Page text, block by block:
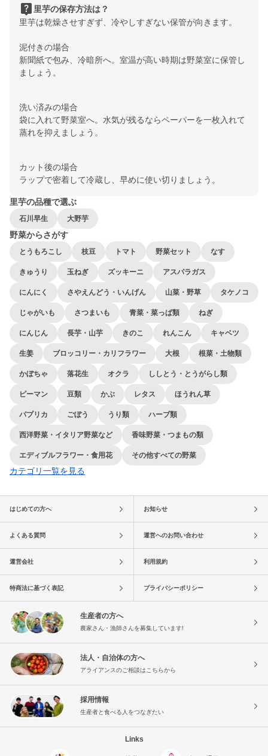
live_help 里芋の保存方法は？
里芋は乾燥させすぎず、冷やしすぎない保管が向きます。
泥付きの場合
新聞紙で包み、冷暗所へ。室温が高い時期は野菜室に保管し
ましょう。
洗い済みの場合
袋に入れて野菜室へ。水気が残るならペーパーを一枚入れて
蒸れを抑えましょう。
カット後の場合
ラップで密着して冷蔵し、早めに使い切りましょう。
里芋の品種で選ぶ
石川早生 大野芋
野菜からさがす
とうもろこし 枝豆 トマト 野菜セット なす
きゅうり 玉ねぎ ズッキーニ アスパラガス
にんにく さやえんどう・いんげん 山菜・野草 タケノコ
じゃがいも さつまいも 青菜・菜っぱ類 ねぎ
にんじん 長芋・山芋 きのこ れんこん キャベツ
生姜 ブロッコリー・カリフラワー 大根 根菜・土物類
かぼちゃ 落花生 オクラ ししとう・とうがらし類
ピーマン 豆類 かぶ レタス ほうれん草
パプリカ ごぼう うり類 ハーブ類
西洋野菜・イタリア野菜など 香味野菜・つまもの類
エディブルフラワー・食用花 その他すべての野菜
カテゴリ一覧を見る
はじめての方へ お知らせ
よくある質問 運営へのお問い合わせ
運営会社 利用規約
特商法に基づく表記 プライバシーポリシー
生産者の方へ
農家さん・漁師さんを募集しています!
法人・自治体の方へ
アライアンスのご相談はこちらから
採用情報
生産者と食べる人をつなぎたい
Links